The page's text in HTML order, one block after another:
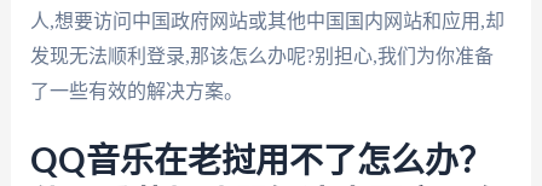
人,想要访问中国政府网站或其他中国国内网站和应用,却
发现无法顺利登录,那该怎么办呢?别担心,我们为你准备
了一些有效的解决方案。
QQ音乐在老挝用不了怎么办？